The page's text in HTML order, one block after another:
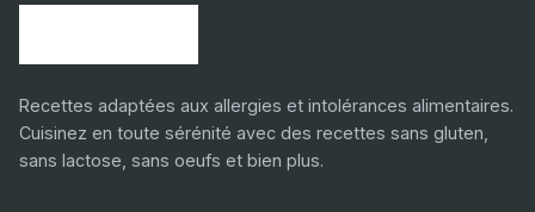
Recettes adaptées aux allergies et intolérances alimentaires.
Cuisinez en toute sérénité avec des recettes sans gluten,
sans lactose, sans oeufs et bien plus.